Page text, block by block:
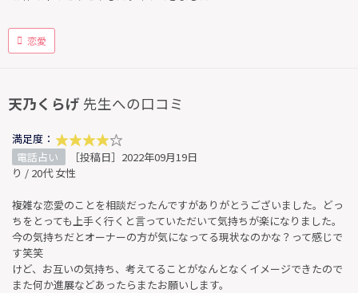
恋愛
天乃くらげ 先生への口コミ
満足度：
電話占い
［投稿日］2022年09月19日
り / 20代 女性
複雑な恋愛のことを相談だったんですがありがとうございました。どっ
ちをとっても上手く行くと言っていただいて気持ちが楽になりました。
今の気持ちだとオーナーの方が気になってる現状なのかな？って感じで
す笑笑
けど、お互いの気持ち、考えてることがなんとなくイメージできたので
また何か進展などあったらまたお願いします。